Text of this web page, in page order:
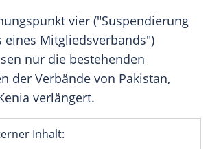
vier ("Suspendierung
eines Mitgliedsverbands")
nur die bestehenden
der Verbände von Pakistan,
verlängert.
Inhalt: